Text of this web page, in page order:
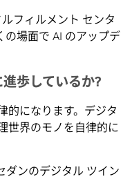
フィルメント センタ
の場面で AI のアップデ
歩しているか?
的になります。デジタ
世界のモノを自律的に
ダンのデジタル ツイン